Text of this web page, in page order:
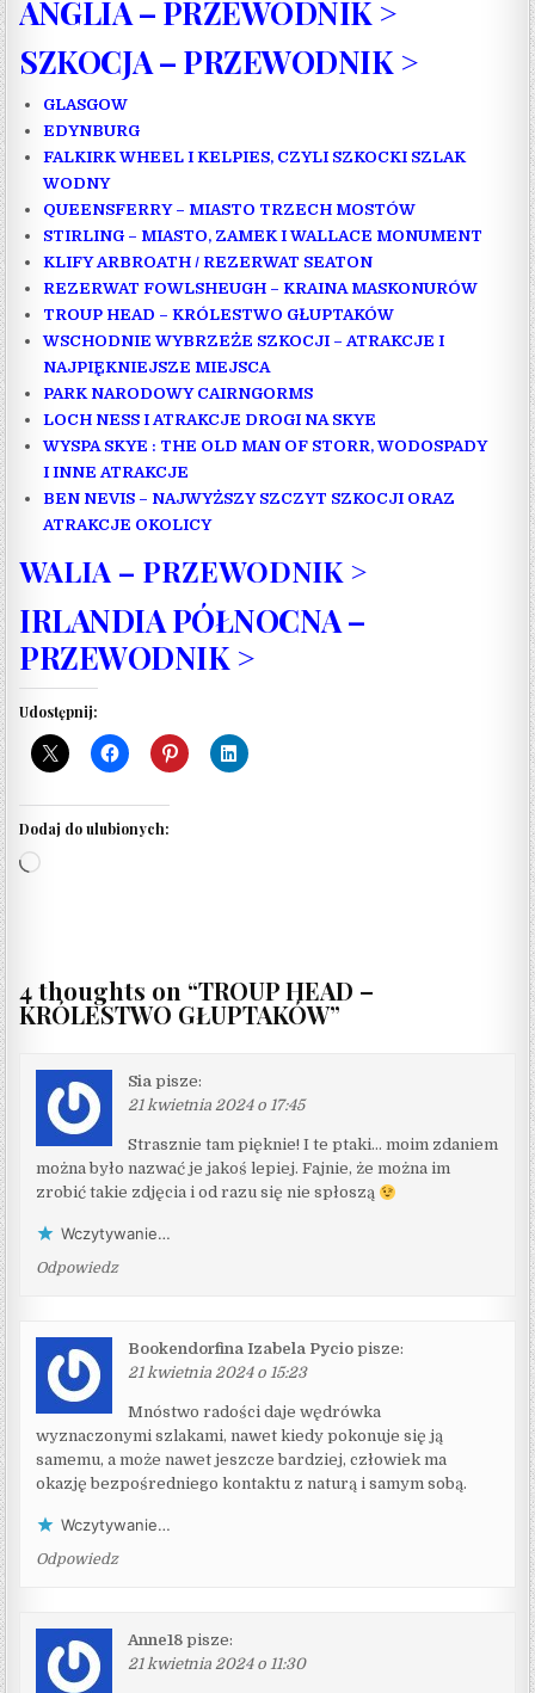
ANGLIA – PRZEWODNIK >
SZKOCJA – PRZEWODNIK >
GLASGOW
EDYNBURG
FALKIRK WHEEL I KELPIES, CZYLI SZKOCKI SZLAK
WODNY
QUEENSFERRY – MIASTO TRZECH MOSTÓW
STIRLING – MIASTO, ZAMEK I WALLACE MONUMENT
KLIFY ARBROATH / REZERWAT SEATON
REZERWAT FOWLSHEUGH – KRAINA MASKONURÓW
TROUP HEAD – KRÓLESTWO GŁUPTAKÓW
WSCHODNIE WYBRZEŻE SZKOCJI – ATRAKCJE I
NAJPIĘKNIEJSZE MIEJSCA
PARK NARODOWY CAIRNGORMS
LOCH NESS I ATRAKCJE DROGI NA SKYE
WYSPA SKYE : THE OLD MAN OF STORR, WODOSPADY
I INNE ATRAKCJE
BEN NEVIS – NAJWYŻSZY SZCZYT SZKOCJI ORAZ
ATRAKCJE OKOLICY
WALIA – PRZEWODNIK >
IRLANDIA PÓŁNOCNA –
PRZEWODNIK >
Udostępnij:
Dodaj do ulubionych:
Wczytywanie…
4 thoughts on “TROUP HEAD –
KRÓLESTWO GŁUPTAKÓW”
Sia pisze:
21 kwietnia 2024 o 17:45
Strasznie tam pięknie! I te ptaki… moim zdaniem
można było nazwać je jakoś lepiej. Fajnie, że można im
zrobić takie zdjęcia i od razu się nie spłoszą
Wczytywanie…
Odpowiedz
Bookendorfina Izabela Pycio pisze:
21 kwietnia 2024 o 15:23
Mnóstwo radości daje wędrówka
wyznaczonymi szlakami, nawet kiedy pokonuje się ją
samemu, a może nawet jeszcze bardziej, człowiek ma
okazję bezpośredniego kontaktu z naturą i samym sobą.
Wczytywanie…
Odpowiedz
Anne18 pisze:
21 kwietnia 2024 o 11:30